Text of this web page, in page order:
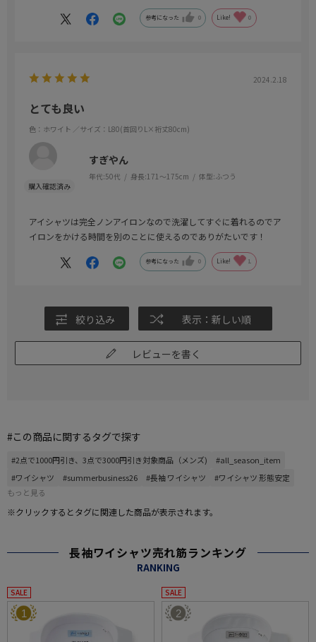
参考になった 0 Like! 0
2024.2.18
とても良い
色：ホワイト ／サイズ：L80(首回りL×裄丈80cm)
すぎやん
年代:50代 身長:171～175cm 体型:ふつう
アイシャツは完全ノンアイロンなので洗濯してすぐに着れるのでア
イロンをかける時間を別のことに使えるのでありがたいです！
参考になった 0 Like! 1
絞り込み 表示：新しい順
レビューを書く
#この商品に関するタグで探す
#2点で1000円引き、3点で3000円引き対象商品（メンズ)
#all_season_item
#ワイシャツ
#summerbusiness26 #長袖 ワイシャツ
#ワイシャツ 形態安定
もっと見る
※クリックするとタグに関連した商品が表示されます。
長袖ワイシャツ売れ筋ランキング
RANKING
SALE
1
SALE
2